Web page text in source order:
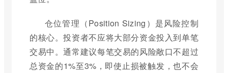
仓位管理（Position Sizing）是风险控制
的核心。投资者不应将大部分资金投入到单笔
交易中。通常建议每笔交易的风险敞口不超过
总资金的1%至3%，即使止损被触发，也不会